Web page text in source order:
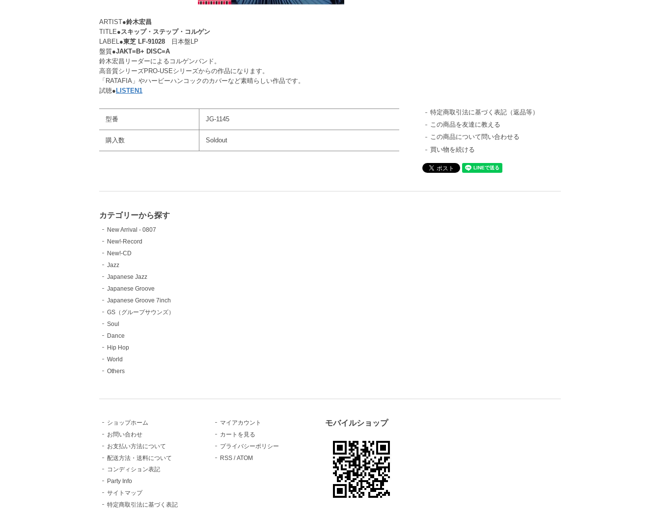
ARTIST●鈴木宏昌
TITLE●スキップ・ステップ・コルゲン
LABEL●東芝 LF-91028 日本盤LP
盤質●JAKT=B+ DISC=A
鈴木宏昌リーダーによるコルゲンバンド。
高音質シリーズPRO-USEシリーズからの作品になります。
「RATAFIA」やハービーハンコックのカバーなど素晴らしい作品です。
試聴● LISTEN1
型番 JG-1145
購入数 Soldout
特定商取引法に基づく表記（返品等）
この商品を友達に教える
この商品について問い合わせる
買い物を続ける
カテゴリーから探す
New Arrival - 0807
New!-Record
New!-CD
Jazz
Japanese Jazz
Japanese Groove
Japanese Groove 7inch
GS（グループサウンズ）
Soul
Dance
Hip Hop
World
Others
ショップホーム
お問い合わせ
お支払い方法について
配送方法・送料について
コンディション表記
Party Info
サイトマップ
特定商取引法に基づく表記
マイアカウント
カートを見る
プライバシーポリシー
RSS /ATOM
モバイルショップ